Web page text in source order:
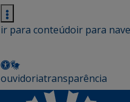
ir para conteúdoir para
ouvidoriatransparência